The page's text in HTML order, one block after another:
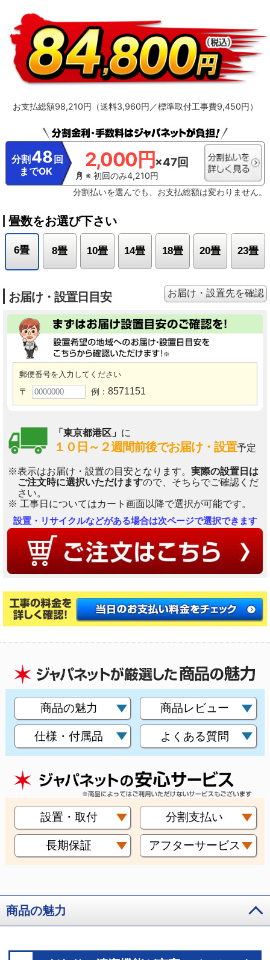
れっきり］ON（187Wh）とOFF（242Wh）との比較。カーテンを閉め切った
日射量の少ない日中を想定。
※6 運転中の室外機の吸い込み空気温度。ベラン
ダなど狭小スペースに設置した場合、室外機周辺が高温になることがありま
す。所定の設置スペースを確保してください。また、高温の場合、製品保護の
ため運転しないことがあります。使用環境により能力が低下する場合がありま
す。
お支払総額98,210円（送料3,960円／標準取付工事費9,450円）
分割 48 回
までOK
2,000円×47回
※ 初回のみ4,210円
分割払いを選んでも、お支払総額は変わりません。
畳数をお選び下さい
6畳 8畳 10畳 14畳 18畳 20畳 23畳
お届け・設置日目安
郵便番号を入力してください
〒 例： 8571151
「東京都港区」 に
１０日～２週間前後でお届け・設置予定
※表示はお届け・設置の目安となります。 実際の設置日は
ご注文時に選択いただけますので、そちらでご確認くだ
さい。
※ 工事日についてはカート画面以降で選択が可能です。
お届け・設置先を確認
設置・リサイクルなどがある場合は次ページで選択できます
商品の魅力 商品レビュー
仕様・付属品 よくある質問
設置・取付 分割支払い
長期保証 アフターサービス
商品の魅力